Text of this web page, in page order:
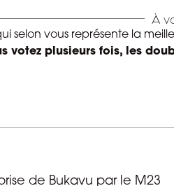
À
selon vous représente la
votez plusieurs fois, les
de Bukavu par le M23